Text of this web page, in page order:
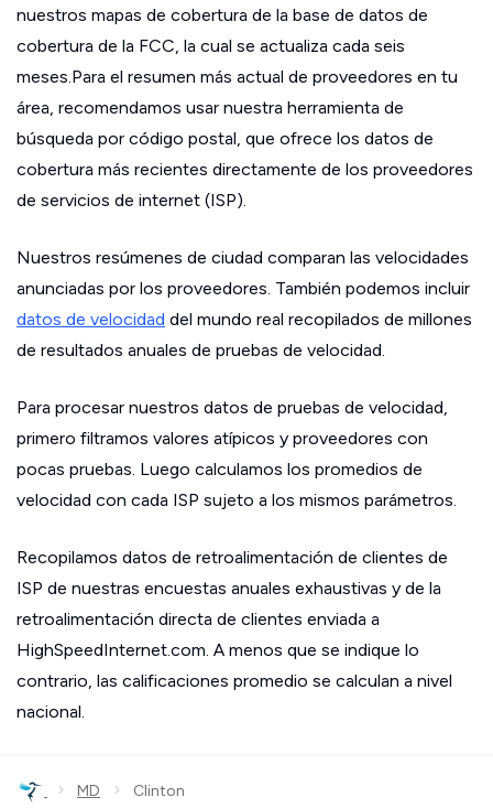
nuestros mapas de cobertura de la base de datos de
cobertura de la FCC, la cual se actualiza cada seis
meses.Para el resumen más actual de proveedores en tu
área, recomendamos usar nuestra herramienta de
búsqueda por código postal, que ofrece los datos de
cobertura más recientes directamente de los proveedores
de servicios de internet (ISP).
Nuestros resúmenes de ciudad comparan las velocidades
anunciadas por los proveedores. También podemos incluir
datos de velocidad del mundo real recopilados de millones
de resultados anuales de pruebas de velocidad.
Para procesar nuestros datos de pruebas de velocidad,
primero filtramos valores atípicos y proveedores con
pocas pruebas. Luego calculamos los promedios de
velocidad con cada ISP sujeto a los mismos parámetros.
Recopilamos datos de retroalimentación de clientes de
ISP de nuestras encuestas anuales exhaustivas y de la
retroalimentación directa de clientes enviada a
HighSpeedInternet.com. A menos que se indique lo
contrario, las calificaciones promedio se calculan a nivel
nacional.
› MD › Clinton